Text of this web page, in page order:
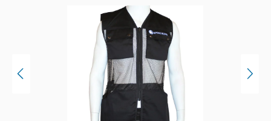
Bildergalerie überspringen